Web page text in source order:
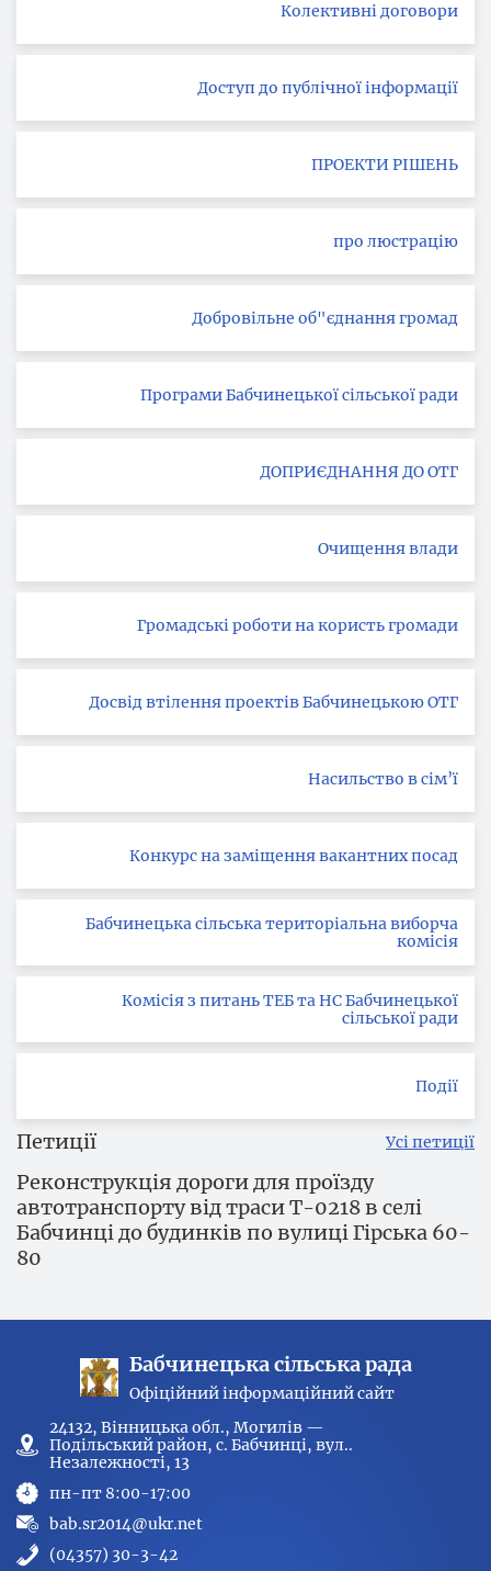
Колективні договори
Доступ до публічної інформації
ПРОЕКТИ РІШЕНЬ
про люстрацію
Добровільне об"єднання громад
Програми Бабчинецької сільської ради
ДОПРИЄДНАННЯ ДО ОТГ
Очищення влади
Громадські роботи на користь громади
Досвід втілення проектів Бабчинецькою ОТГ
Насильство в сім’ї
Конкурс на заміщення вакантних посад
Бабчинецька сільська територіальна виборча
комісія
Комісія з питань ТЕБ та НС Бабчинецької
сільської ради
Події
Петиції Усі петиції
Реконструкція дороги для проїзду
автотранспорту від траси Т-0218 в селі
Бабчинці до будинків по вулиці Гірська 60-
80
Бабчинецька сільська рада
Офіційний інформаційний сайт
24132, Вінницька обл., Могилів —
Подільський район, с. Бабчинці, вул..
Незалежності, 13
пн-пт 8:00-17:00
bab.sr2014@ukr.net
(04357) 30-3-42